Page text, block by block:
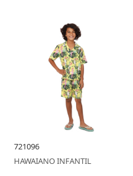
721096
HAWAIANO INFANTIL